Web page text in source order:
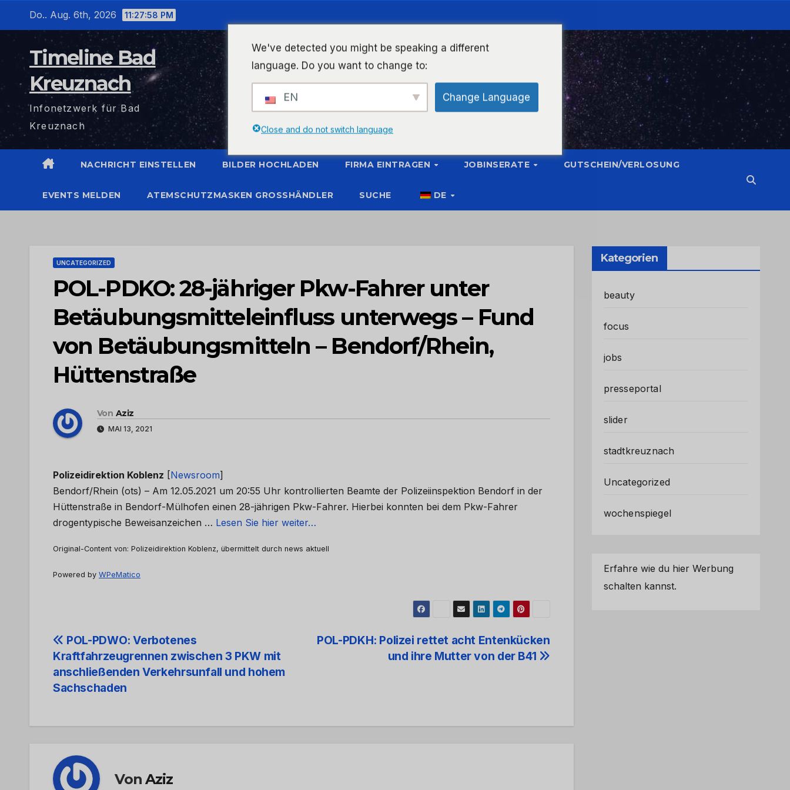
Do.. Aug. 6th, 2026 11:27:59 PM
Timeline Bad
Kreuznach
Infonetzwerk für Bad
Kreuznach
NACHRICHT EINSTELLEN BILDER HOCHLADEN FIRMA EINTRAGEN JOBINSERATE GUTSCHEIN/VERLOSUNG
EVENTS MELDEN ATEMSCHUTZMASKEN GROSSHÄNDLER SUCHE DE
UNCATEGORIZED
POL-PDKO: 28-jähriger Pkw-Fahrer unter
Betäubungsmitteleinfluss unterwegs – Fund
von Betäubungsmitteln – Bendorf/Rhein,
Hüttenstraße
Von Aziz
MAI 13, 2021
Polizeidirektion Koblenz [Newsroom]
Bendorf/Rhein (ots) – Am 12.05.2021 um 20:55 Uhr kontrollierten Beamte der Polizeiinspektion Bendorf in der
Hüttenstraße in Bendorf-Mülhofen einen 28-jährigen Pkw-Fahrer. Hierbei konnten bei dem Pkw-Fahrer
drogentypische Beweisanzeichen … Lesen Sie hier weiter…
Original-Content von: Polizeidirektion Koblenz, übermittelt durch news aktuell
Powered by WPeMatico
Beitrags-
Navigation
POL-PDKH: Polizei rettet acht Entenkücken
und ihre Mutter von der B41
POL-PDWO: Verbotenes
Kraftfahrzeugrennen zwischen 3 PKW mit
anschließenden Verkehrsunfall und hohem
Sachschaden
VonAziz
Kategorien
beauty
focus
jobs
presseportal
slider
stadtkreuznach
Uncategorized
wochenspiegel
Erfahre wie du hier Werbung
schalten kannst.
We've detected you might be speaking a different
language. Do you want to change to:
EN Change Language
Close and do not switch language